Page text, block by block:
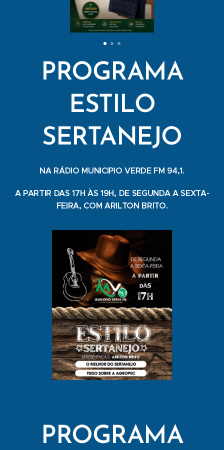
PROGRAMA
ESTILO
SERTANEJO
NA RÁDIO MUNICIPIO VERDE FM 94,1.
A PARTIR DAS 17H ÀS 19H, DE SEGUNDA A SEXTA-
FEIRA, COM ARILTON BRITO.
PROGRAMA